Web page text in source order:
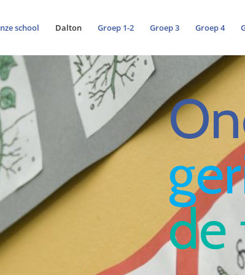
school Dalton Groep 1-2 Groep 3 Groep 4
de